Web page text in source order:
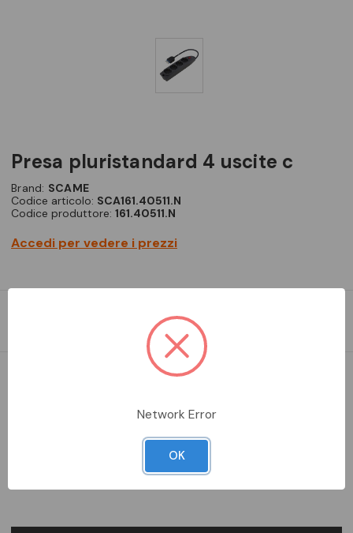
presa pluristandard 4 uscite c
Brand: SCAME
Codice articolo: SCA161.40511.N
Codice produttore: 161.40511.N
Accedi per vedere i prezzi
Presa multipla 2p+t-16a-(s17) antracite 4x2p+t-16a-(p40)
Aggiungi alla comparazione
Network Error
OK